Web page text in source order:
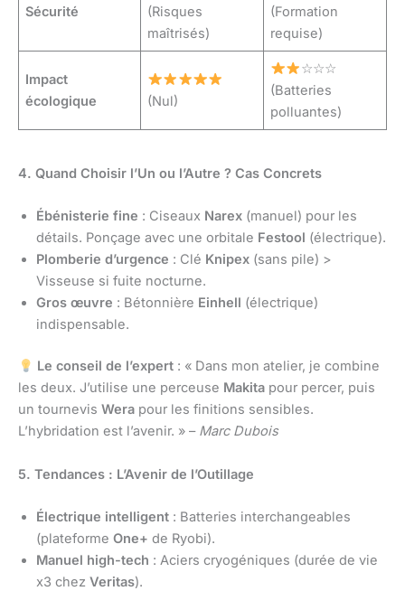
Sécurité
(Risques
maîtrisés)
(Formation
requise)
Impact
écologique
(Nul)
☆☆☆
(Batteries
polluantes)
4. Quand Choisir l’Un ou l’Autre ? Cas Concrets
Ébénisterie fine : Ciseaux Narex (manuel) pour les
détails. Ponçage avec une orbitale Festool (électrique).
Plomberie d’urgence : Clé Knipex (sans pile) >
Visseuse si fuite nocturne.
Gros œuvre : Bétonnière Einhell (électrique)
indispensable.
Le conseil de l’expert: « Dans mon atelier, je combine
les deux. J’utilise une perceuse Makita pour percer, puis
un tournevis Wera pour les finitions sensibles.
L’hybridation est l’avenir. » – Marc Dubois
5. Tendances : L’Avenir de l’Outillage
Électrique intelligent : Batteries interchangeables
(plateforme One+ de Ryobi).
Manuel high-tech : Aciers cryogéniques (durée de vie
x3 chez Veritas).